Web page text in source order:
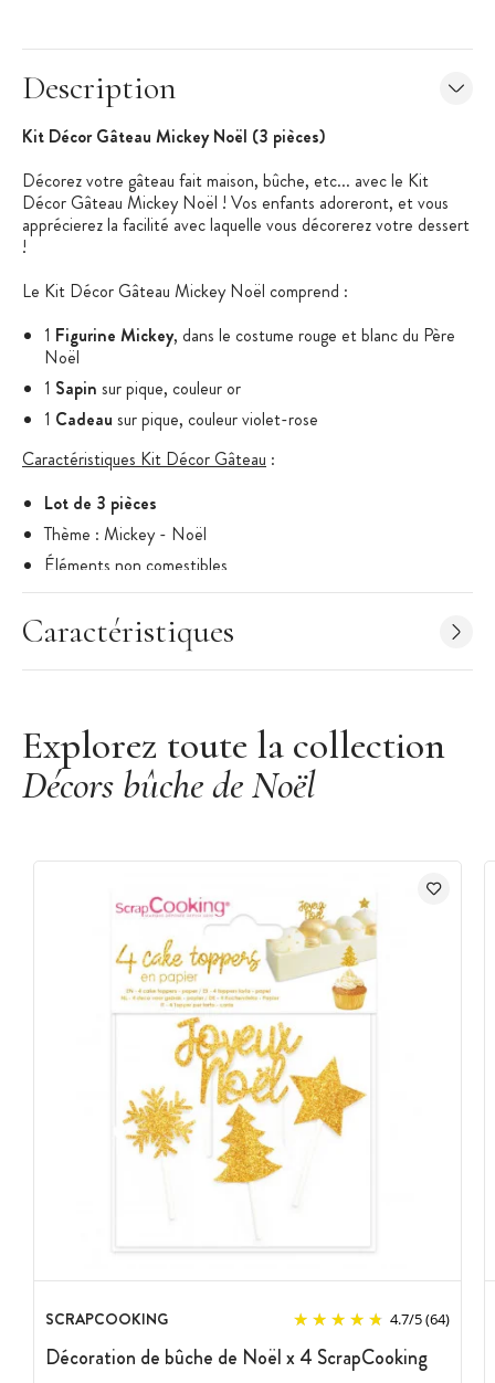
Description
Kit Décor Gâteau Mickey Noël (3 pièces)
Décorez votre gâteau fait maison, bûche, etc... avec le Kit
Décor Gâteau Mickey Noël ! Vos enfants adoreront, et vous
apprécierez la facilité avec laquelle vous décorerez votre dessert
!
Le Kit Décor Gâteau Mickey Noël comprend :
1 Figurine Mickey, dans le costume rouge et blanc du Père
Noël
1 Sapin sur pique, couleur or
1 Cadeau sur pique, couleur violet-rose
Caractéristiques Kit Décor Gâteau :
Lot de 3 pièces
Thème : Mickey - Noël
Éléments non comestibles
Matériau : Plastique conforme aux normes de contact
alimentaire
Marque : Gatodéco
Caractéristiques
Explorez toute la collection
Décors bûche de Noël
SCRAPCOOKING 4.7/5(64)
Décoration de bûche de Noël x 4 ScrapCooking